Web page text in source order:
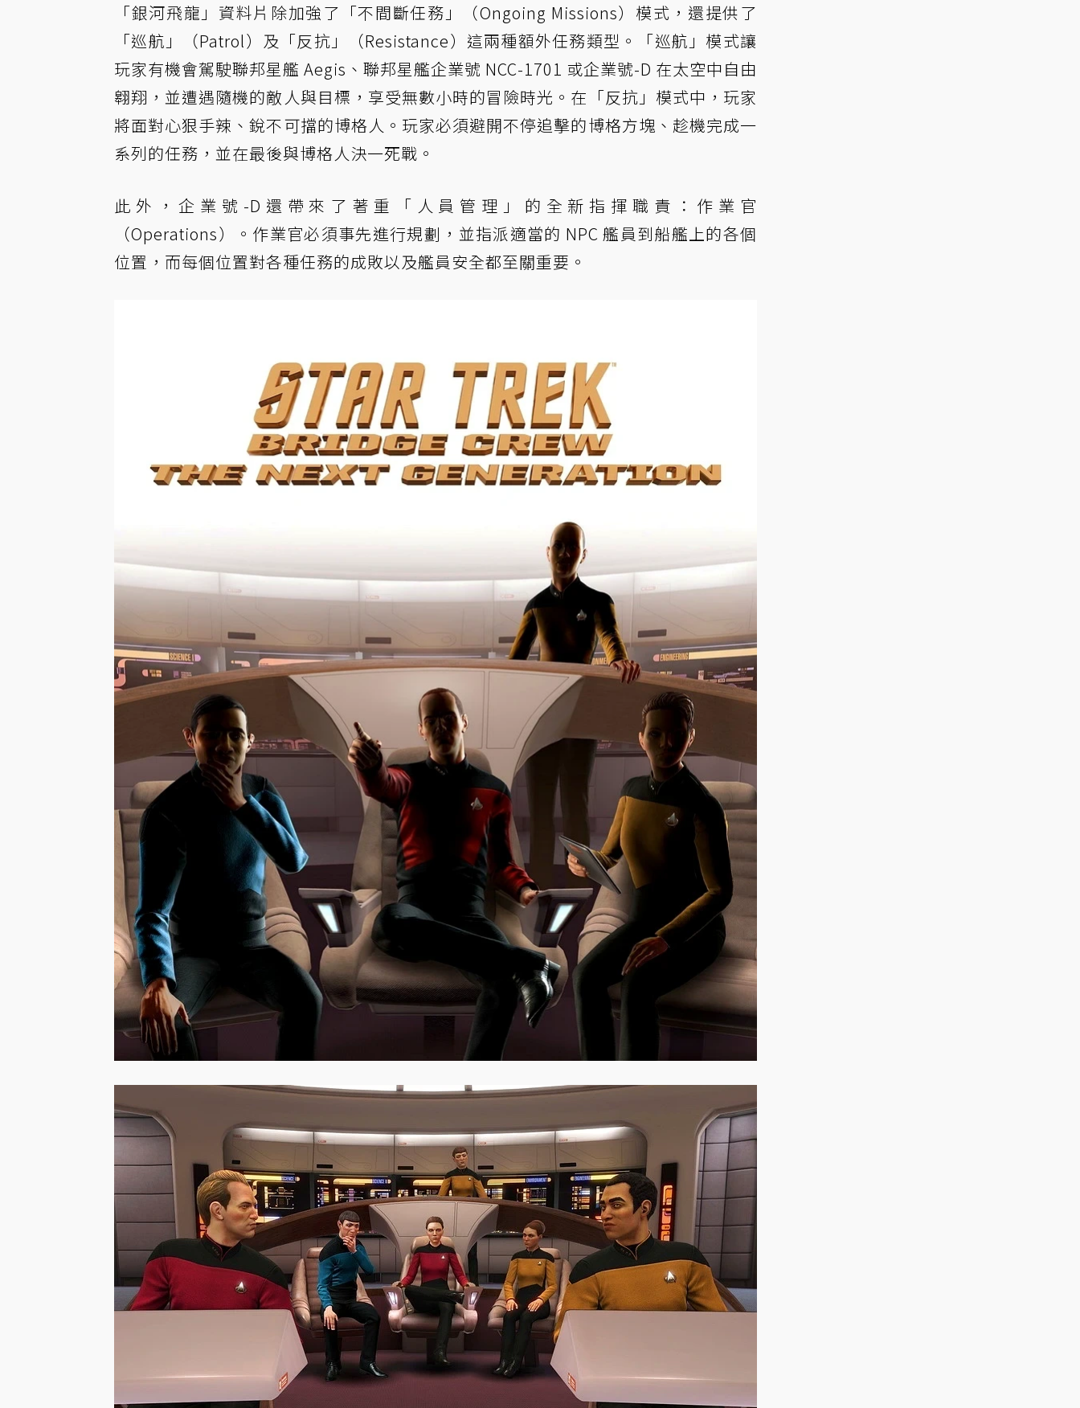
「銀河飛龍」資料片除加強了「不間斷任務」（Ongoing Missions）模式，還提供了
「巡航」（Patrol）及「反抗」（Resistance）這兩種額外任務類型。「巡航」模式讓
玩家有機會駕駛聯邦星艦 Aegis、聯邦星艦企業號 NCC-1701 或企業號-D 在太空中自由
翱翔，並遭遇隨機的敵人與目標，享受無數小時的冒險時光。在「反抗」模式中，玩家
將面對心狠手辣、銳不可擋的博格人。玩家必須避開不停追擊的博格方塊、趁機完成一
系列的任務，並在最後與博格人決一死戰。
此外，企業號-D還帶來了著重「人員管理」的全新指揮職責：作業官
（Operations）。作業官必須事先進行規劃，並指派適當的 NPC 艦員到船艦上的各個
位置，而每個位置對各種任務的成敗以及艦員安全都至關重要。